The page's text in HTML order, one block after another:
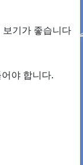
기가 좋습니다
야 합니다.